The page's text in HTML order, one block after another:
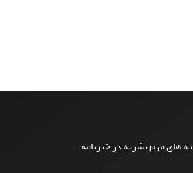
های مهم نشریه در خبرنامه